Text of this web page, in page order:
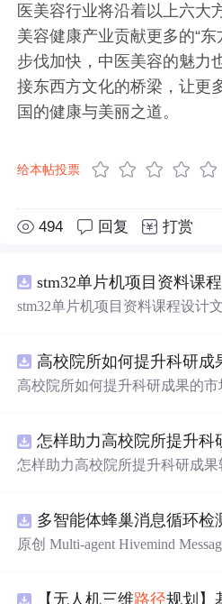
医美容行业将沿着以上六大
美容健康产业贡献更多的“
步伐加快，中医美容的魅力
接东西方文化的桥梁，让更
国的健康与美丽之道。
给本帖投票
494 回复 打赏
stm32单片机项目资料课程设计
高校院所如何提升科研成果的市
怎样助力高校院所提升科
怎样助力高校院所提升科研成果
原创 Multi-agent Hivemind
【无人机三维路径规划】基于瞬态三